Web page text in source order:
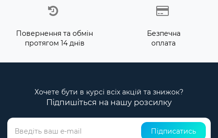
Повернення та обмін
протягом 14 днів
Безпечна
оплата
Хочете бути в курсі всіх акцій та знижок?
Підпишіться на нашу розсилку
Підписатись